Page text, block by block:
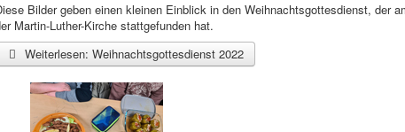
Bilder geben einen kleinen Einblick in den Weihnachtsgottesdienst, der
Martin-Luther-Kirche stattgefunden hat.
Weiterlesen: Weihnachtsgottesdienst 2022